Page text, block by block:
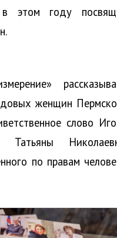
этом году
женщин
слово
Татьяны
по правам